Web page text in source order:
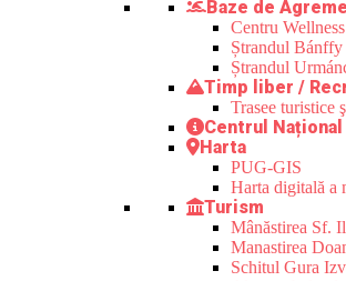
Baze de
Centru
Ștrandul Bánffy
Ștrandul
Timp liber /
Trasee turistice
Centrul
Harta
PUG-GIS
Harta digitală a
Turism
Mânăstirea Sf.
Manastirea
Schitul Gura